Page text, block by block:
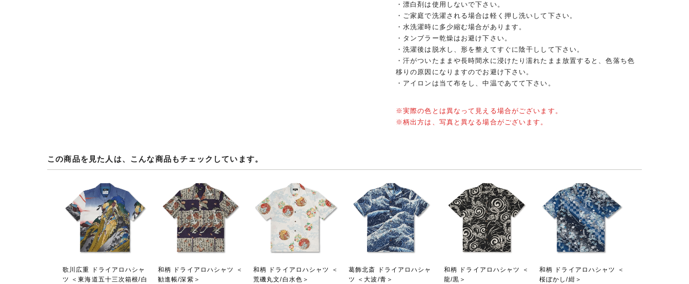
・漂白剤は使用しないで下さい。
・ご家庭で洗濯される場合は軽く押し洗いして下さい。
・水洗濯時に多少縮む場合があります。
・タンブラー乾燥はお避け下さい。
・洗濯後は脱水し、形を整えてすぐに陰干しして下さい。
・汗がついたままや長時間水に浸けたり濡れたまま放置すると、色落ち色
移りの原因になりますのでお避け下さい。
・アイロンは当て布をし、中温であてて下さい。
※実際の色とは異なって見える場合がございます。
※柄出方は、写真と異なる場合がございます。
この商品を見た人は、こんな商品もチェックしています。
歌川広重 ドライアロハシャ
ツ ＜東海道五十三次箱根/白
和柄 ドライアロハシャツ ＜
勧進帳/深紫＞
和柄 ドライアロハシャツ ＜
荒磯丸文/白水色＞
葛飾北斎 ドライアロハシャ
ツ ＜大波/青＞
和柄 ドライアロハシャツ ＜
龍/黒＞
和柄 ドライアロハシャツ ＜
桜ぼかし/紺＞